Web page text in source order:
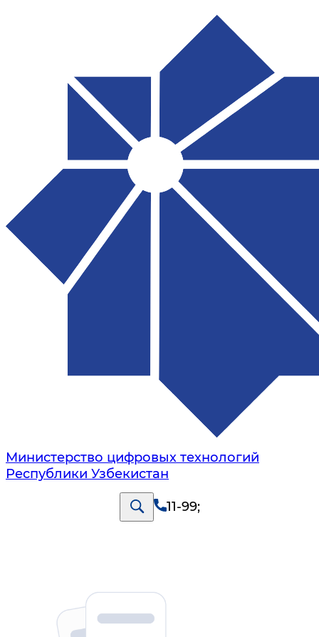
Министерство цифровых технологий
Республики Узбекистан
11-99;